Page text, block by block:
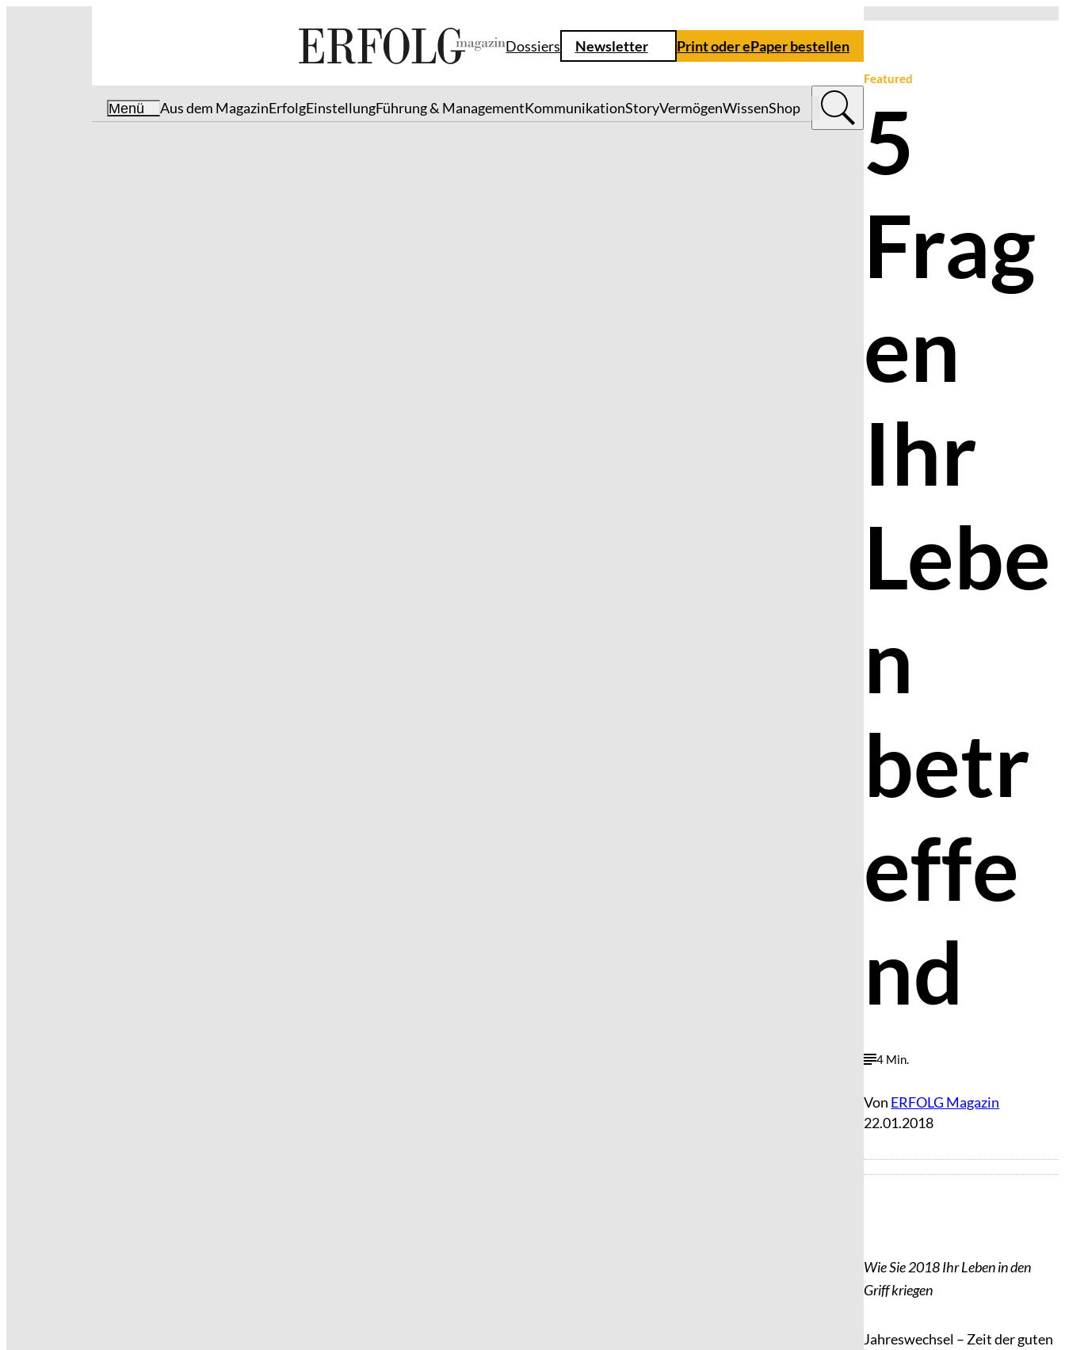
Dossiers Newsletter Print oder ePaper bestellen
Menü Aus dem MagazinErfolgEinstellungFührung & ManagementKommunikationStoryVermögenWissenShop
Featured
5
Frag
en
Ihr
Lebe
n
betr
effe
nd
4 Min.
Von ERFOLG Magazin
22.01.2018
Wie Sie 2018 Ihr Leben in den
Griff kriegen
Jahreswechsel – Zeit der guten